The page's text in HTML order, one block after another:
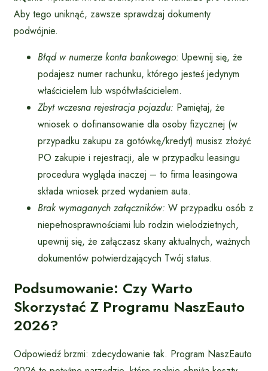
Aby tego uniknąć, zawsze sprawdzaj dokumenty
podwójnie.
Błąd w numerze konta bankowego: Upewnij się, że
podajesz numer rachunku, którego jesteś jedynym
właścicielem lub współwłaścicielem.
Zbyt wczesna rejestracja pojazdu: Pamiętaj, że
wniosek o dofinansowanie dla osoby fizycznej (w
przypadku zakupu za gotówkę/kredyt) musisz złożyć
PO zakupie i rejestracji, ale w przypadku leasingu
procedura wygląda inaczej – to firma leasingowa
składa wniosek przed wydaniem auta.
Brak wymaganych załączników: W przypadku osób z
niepełnosprawnościami lub rodzin wielodzietnych,
upewnij się, że załączasz skany aktualnych, ważnych
dokumentów potwierdzających Twój status.
Podsumowanie: Czy Warto
Skorzystać Z Programu NaszEauto
2026?
Odpowiedź brzmi: zdecydowanie tak. Program NaszEauto